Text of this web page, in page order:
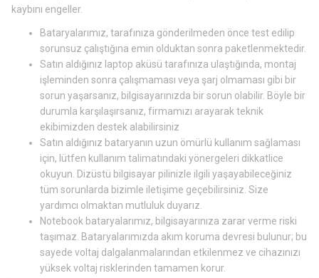
kaybını engeller.
Bataryalarımız, tarafınıza gönderilmeden önce test edilip
sorunsuz çalıştığına emin olduktan sonra paketlenmektedir.
Satın aldığınız laptop aküsü tarafınıza ulaştığında, montaj
işleminden sonra çalışmaması veya şarj olmaması gibi bir
sorun yaşarsanız, bilgisayarınızda bir sorun olabilir. Böyle bir
durumla karşılaşırsanız, firmamızı arayarak teknik
ekibimizden destek alabilirsiniz
Satın aldığınız bataryanın uzun ömürlü kullanım sağlaması
için, lütfen kullanım talimatındaki yönergeleri dikkatlice
okuyun. Dizüstü bilgisayar pilinizle ilgili yaşayabileceğiniz
tüm sorunlarda bizimle iletişime geçebilirsiniz. Size
yardımcı olmaktan mutluluk duyarız.
Notebook bataryalarımız, bilgisayarınıza zarar verme riski
taşımaz. Bataryalarımızda akım koruma devresi bulunur; bu
sayede voltaj dalgalanmalarından etkilenmez ve cihazınızı
yüksek voltaj risklerinden tamamen korur.